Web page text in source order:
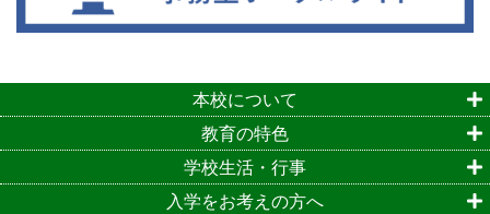
本校について
教育の特色
学校生活・行事
入学をお考えの方へ